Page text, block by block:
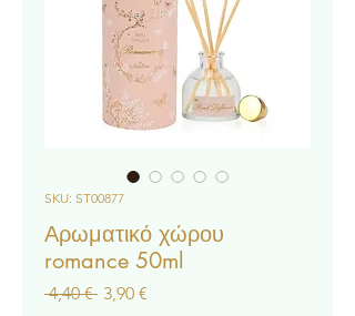
SKU: ST00877
Αρωματικό χώρου
romance 50ml
4,40 € Κανονική
3,90 €